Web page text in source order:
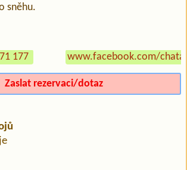
sněhu.
177 www.facebook.com/
Zaslat rezervaci/dotaz